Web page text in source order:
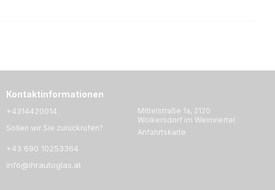
Kontaktinformationen
+4314420014
Sollen wir Sie zurückrufen?
+43 690 10253364
info@ihrautoglas.at
Mittelstraße 1a, 2120
Wolkersdorf im Weinviertel
Anfahrtskarte